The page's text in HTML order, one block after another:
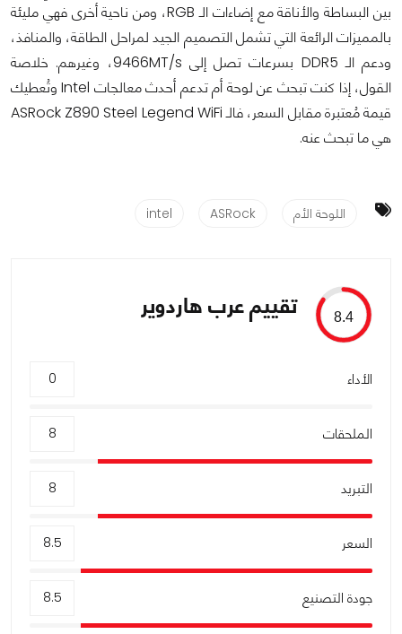
بين البساطة والأناقة مع إضاءات الـ RGB، ومن ناحية أخرى فهي مليئة
بالمميزات الرائعة التي تشمل التصميم الجيد لمراحل الطاقة، والمنافذ،
ودعم الـ DDR5 بسرعات تصل إلى 9466MT/s، وغيرهم. خلاصة
القول، إذا كنت تبحث عن لوحة أم تدعم أحدث معالجات Intel وتُعطيك
قيمة مُعتبرة مقابل السعر، فالـ ASRock Z890 Steel Legend WiFi
هي ما تبحث عنه.
اللوحة الأم ASRock
intel
8.4 تقييم عرب هاردوير
الأداء 0
الملحقات 8
التبريد 8
السعر 8.5
جودة التصنيع 8.5